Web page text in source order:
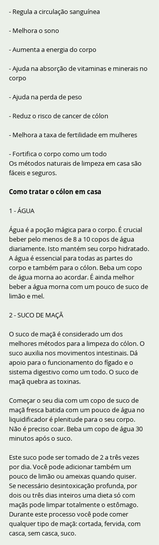
- Regula a circulação sanguínea
- Melhora o sono
- Aumenta a energia do corpo
- Ajuda na absorção de vitaminas e minerais no
corpo
- Ajuda na perda de peso
- Reduz o risco de cancer de cólon
- Melhora a taxa de fertilidade em mulheres
- Fortifica o corpo como um todo
Os métodos naturais de limpeza em casa são
fáceis e seguros.
Como tratar o cólon em casa
1 - ÁGUA
Água é a poção mágica para o corpo. É crucial
beber pelo menos de 8 a 10 copos de água
diariamente. Isto mantém seu corpo hidratado.
A água é essencial para todas as partes do
corpo e também para o cólon. Beba um copo
de água morna ao acordar. É ainda melhor
beber a água morna com um pouco de suco de
limão e mel.
2 - SUCO DE MAÇÃ
O suco de maçã é considerado um dos
melhores métodos para a limpeza do cólon. O
suco auxilia nos movimentos intestinais. Dá
apoio para o funcionamento do fígado e o
sistema digestivo como um todo. O suco de
maçã quebra as toxinas.
Começar o seu dia com um copo de suco de
maçã fresca batida com um pouco de água no
liquidificador é plenitude para o seu corpo.
Não é preciso coar. Beba um copo de água 30
minutos após o suco.
Este suco pode ser tomado de 2 a três vezes
por dia. Você pode adicionar também um
pouco de limão ou ameixas quando quiser.
Se necessário desintoxicação profunda, por
dois ou três dias inteiros uma dieta só com
maçãs pode limpar totalmente o estômago.
Durante este processo você pode comer
qualquer tipo de maçã: cortada, fervida, com
casca, sem casca, suco.